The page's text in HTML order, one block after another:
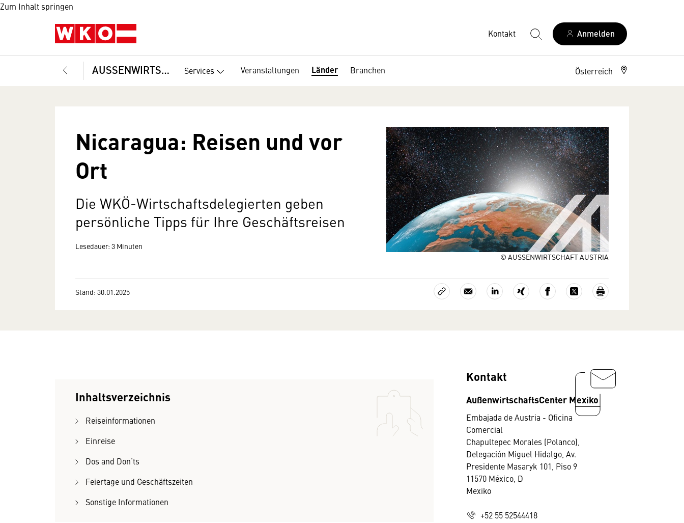
Zum Inhalt springen
Kontakt Anmelden
AUSSENWIRTSCHAFT Services Veranstaltungen Länder Branchen Österreich
© AUSSENWIRTSCHAFT AUSTRIA
Nicaragua: Reisen und vor
Ort
Die WKÖ-Wirtschaftsdelegierten geben
persönliche Tipps für Ihre Geschäftsreisen
Lesedauer: 3 Minuten
Stand: 30.01.2025
Inhaltsverzeichnis
Reiseinformationen
Einreise
Dos and Don‘ts
Feiertage und Geschäftszeiten
Sonstige Informationen
Kontakt
AußenwirtschaftsCenter Mexiko
Embajada de Austria - Oficina
Comercial
Chapultepec Morales (Polanco),
Delegación Miguel Hidalgo, Av.
Presidente Masaryk 101, Piso 9
11570 México, D
Mexiko
+52 55 52544418